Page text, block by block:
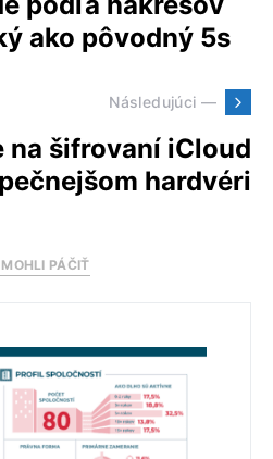
ako pôvodný 5s
Následujúci —
na šifrovaní iCloud
hardvéri
PÁČIŤ